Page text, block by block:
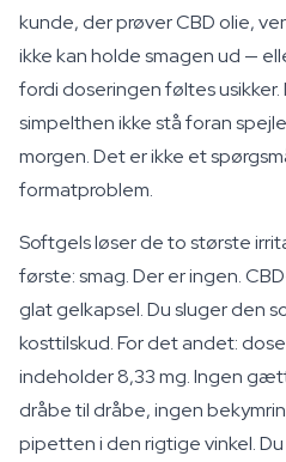
kunde, der prøver CBD olie,
ikke kan holde smagen ud —
fordi doseringen føltes
simpelthen ikke stå foran
morgen. Det er ikke et
formatproblem.
Softgels løser de to største
første: smag. Der er ingen.
glat gelkapsel. Du sluger den
kosttilskud. For det andet:
indeholder 8,33 mg. Ingen
dråbe til dråbe, ingen
pipetten i den rigtige vinkel.